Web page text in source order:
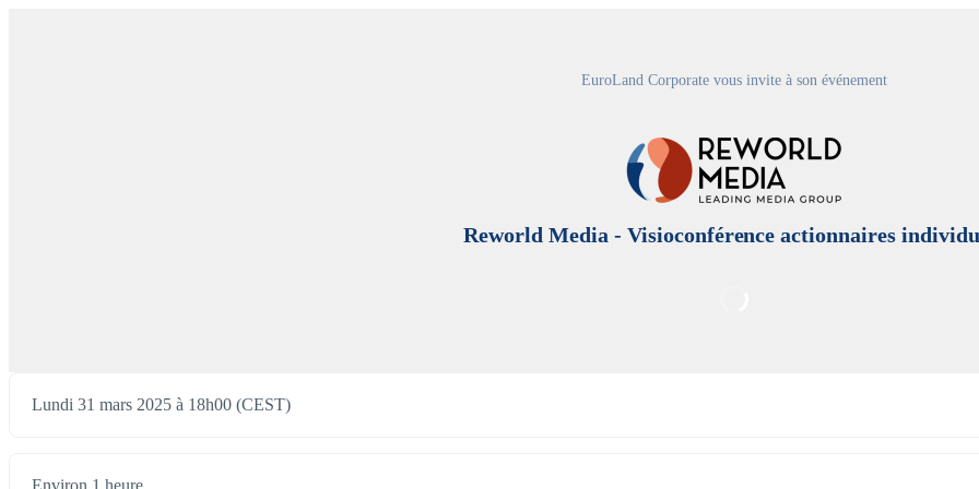
EuroLand Corporate vous invite à son événement
Reworld Media - Visioconférence actionnaires
Lundi 31 mars 2025 à 18h00 (CEST)